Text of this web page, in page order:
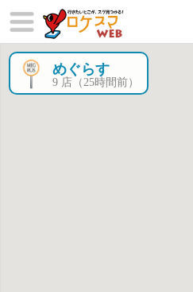
めぐらす
9 店（25時間前）